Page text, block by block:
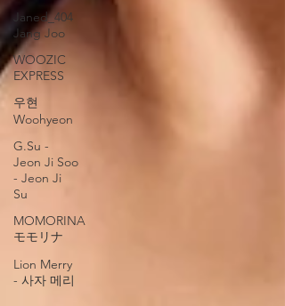
Janed_404
Jang Joo
WOOZIC
EXPRESS
우현
Woohyeon
G.Su -
Jeon Ji Soo
- Jeon Ji
Su
MOMORINA
モモリナ
Lion Merry
- 사자 메리